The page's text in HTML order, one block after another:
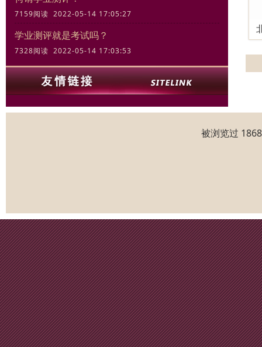
7159阅读 2022-05-14 17:05:27
学业测评就是考试吗？
7328阅读 2022-05-14 17:03:53
被浏览过